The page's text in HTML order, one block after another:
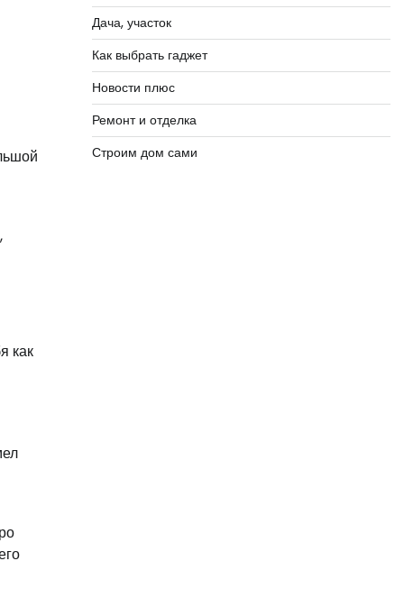
как
Дача, участок
Как выбрать гаджет
Новости плюс
Ремонт и отделка
Строим дом сами